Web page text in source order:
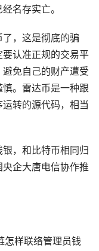
名存实亡。
，这是彻底的骗
认准正规的交易平
免自己的财产遭受
。雷达币是一种跟
转的源代码，相当
，和比特币相同归
企大唐电信协作推
怎样联络管理员钱